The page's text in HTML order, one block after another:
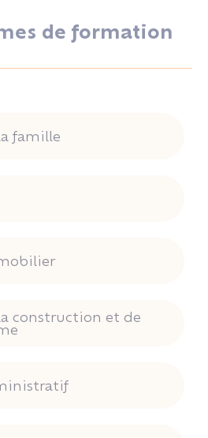
de formation
famille
construction et de